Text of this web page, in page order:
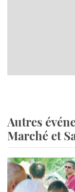
Autres
Marché et